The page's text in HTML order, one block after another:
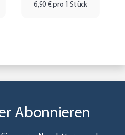
6,90 € pro 1 Stück
Abonnieren